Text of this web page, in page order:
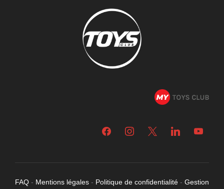
facebookinstagram linkedin youtube
FAQ - Mentions légales - Politique de confidentialité - Gestion